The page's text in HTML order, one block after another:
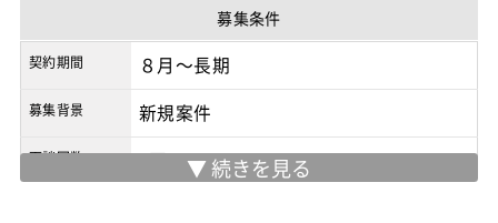
募集条件
契約期間 ８月～長期
募集背景 新規案件
面談回数 1回